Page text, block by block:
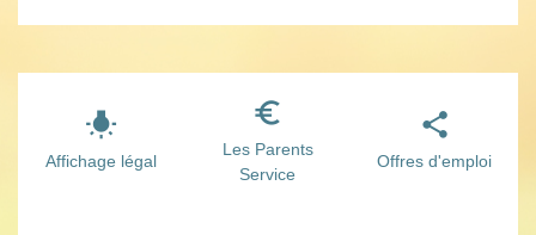
wb_incandescent
Affichage légal
euro_symbol
Les Parents
Service
share
Offres d'emploi